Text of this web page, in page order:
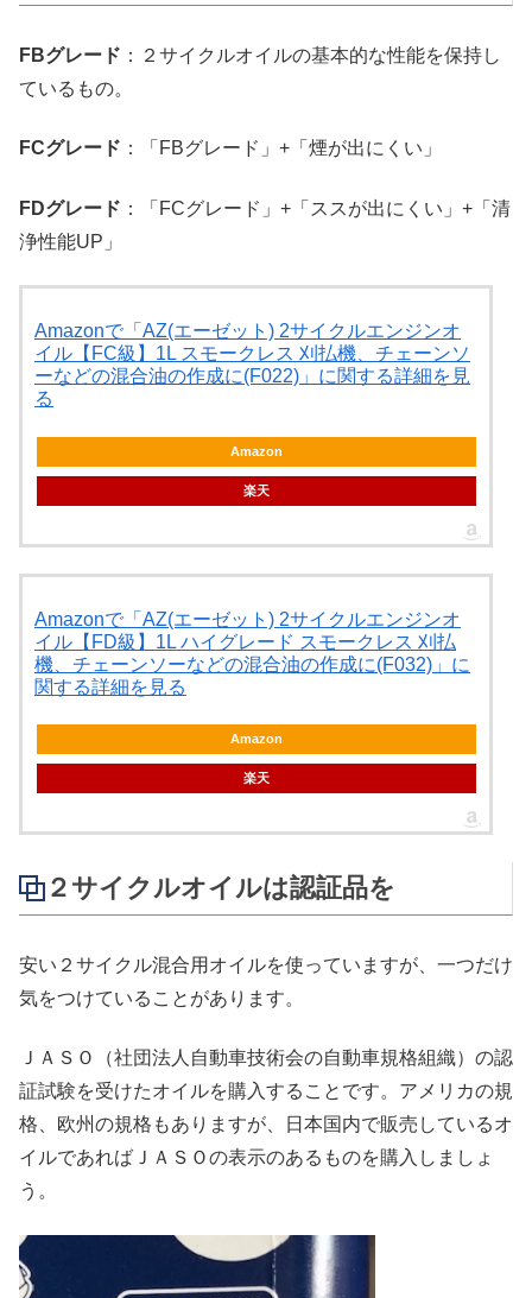
FBグレード ：２サイクルオイルの基本的な性能を保持し
ているもの。
FCグレード ：「FBグレード」+「煙が出にくい」
FDグレード ：「FCグレード」+「ススが出にくい」+「清
浄性能UP」
Amazonで「AZ(エーゼット) 2サイクルエンジンオ
イル【FC級】1L スモークレス 刈払機、チェーンソ
ーなどの混合油の作成に(F022)」に関する詳細を見
る
Amazon
楽天
Amazonで「AZ(エーゼット) 2サイクルエンジンオ
イル【FD級】1L ハイグレード スモークレス 刈払
機、チェーンソーなどの混合油の作成に(F032)」に
関する詳細を見る
Amazon
楽天
２サイクルオイルは認証品を
安い２サイクル混合用オイルを使っていますが、一つだけ
気をつけていることがあります。
ＪＡＳＯ（社団法人自動車技術会の自動車規格組織）の認
証試験を受けたオイルを購入することです。アメリカの規
格、欧州の規格もありますが、日本国内で販売しているオ
イルであればＪＡＳＯの表示のあるものを購入しましょ
う。